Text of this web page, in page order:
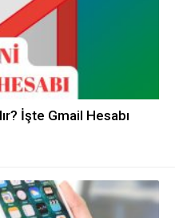
İşte Gmail Hesabı